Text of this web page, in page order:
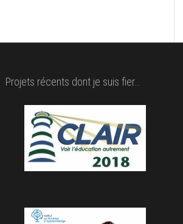
Projets récents dont je suis fier…